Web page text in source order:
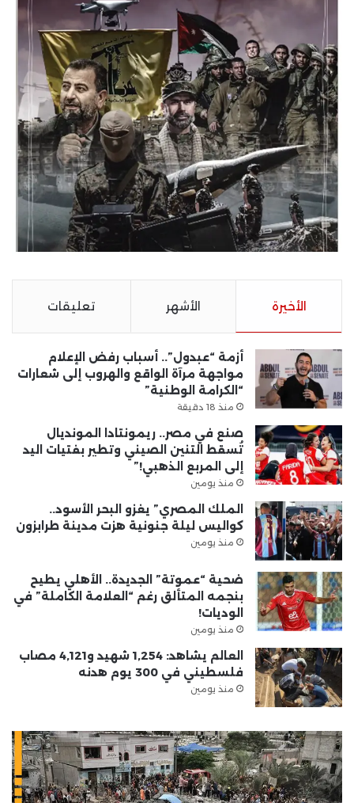
الأخيرة الأشهر تعليقات
أزمة “عبدول”.. أسباب رفض الإعلام
مواجهة مرآة الواقع والهروب إلى شعارات
“الكرامة الوطنية”
منذ 18 دقيقة
صنع في مصر.. ريمونتادا المونديال
تُسقط التنين الصيني وتطير بفتيات اليد
إلى المربع الذهبي!”
منذ يومين
الملك المصري” يغزو البحر الأسود..
كواليس ليلة جنونية هزت مدينة طرابزون
منذ يومين
ضحية “عموتة” الجديدة.. الأهلي يطيح
بنجمه المتألق رغم “العلامة الكاملة” في
الوديات!
منذ يومين
العالم يشاهد: 1,254 شهيد و4,121 مصاب
فلسطيني في 300 يوم هدنه
منذ يومين